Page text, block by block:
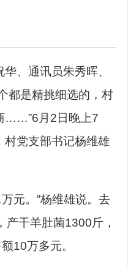
、通讯员朱秀晖、
都是精挑细选的，村
……”6月2日晚上7
村党支部书记杨维雄
元。”杨维雄说。去
干羊肚菌1300斤，
10万多元。